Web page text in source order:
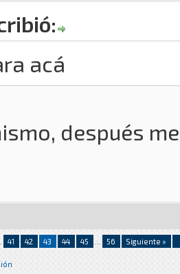
acá
después
41 42 43 44 45 ... 56 Siguiente »